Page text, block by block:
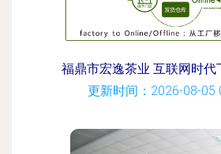
福鼎市宏逸茶业 互联网时代
更新时间：2026-08-05